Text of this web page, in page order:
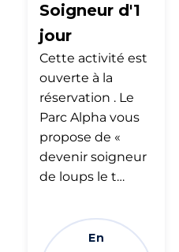
Soigneur d'1
jour
Cette activité est
ouverte à la
réservation . Le
Parc Alpha vous
propose de «
devenir soigneur
de loups le t…
En